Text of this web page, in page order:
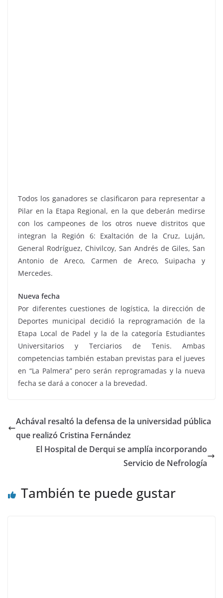
Todos los ganadores se clasificaron para representar a
Pilar en la Etapa Regional, en la que deberán medirse
con los campeones de los otros nueve distritos que
integran la Región 6: Exaltación de la Cruz, Luján,
General Rodríguez, Chivilcoy, San Andrés de Giles, San
Antonio de Areco, Carmen de Areco, Suipacha y
Mercedes.
Nueva fecha
Por diferentes cuestiones de logística, la dirección de
Deportes municipal decidió la reprogramación de la
Etapa Local de Padel y la de la categoría Estudiantes
Universitarios y Terciarios de Tenis. Ambas
competencias también estaban previstas para el jueves
en “La Palmera” pero serán reprogramadas y la nueva
fecha se dará a conocer a la brevedad.
Achával resaltó la defensa de la universidad pública
que realizó Cristina Fernández
El Hospital de Derqui se amplía incorporando
Servicio de Nefrología
También te puede gustar